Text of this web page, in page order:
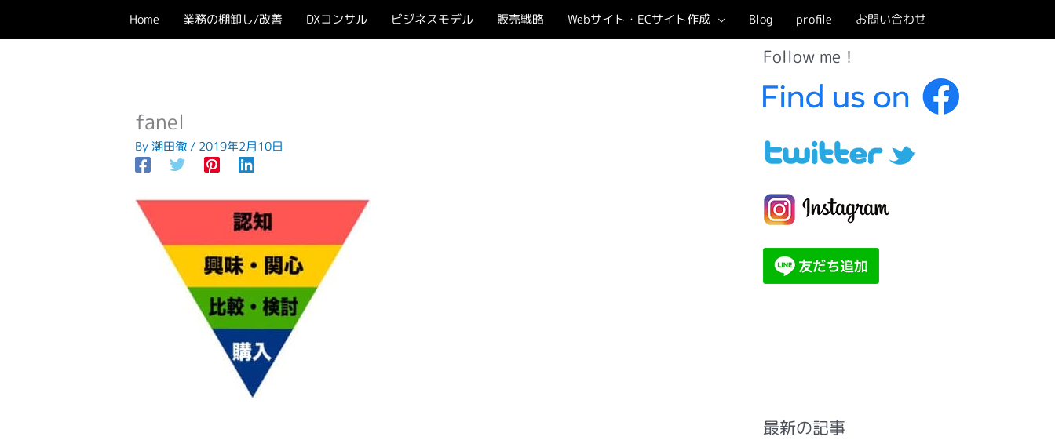
Home 業務の棚卸し/改善 DXコンサル ビジネスモデル 販売戦略 Webサイト・ECサイト作成 Blog profile お問い合わせ
fanel
By潮田徹/ 2019年2月10日
Follow me！
最新の記事